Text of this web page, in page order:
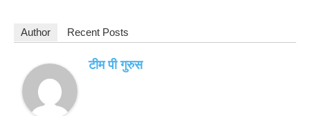
Author Recent Posts
टीम पी गुरुस